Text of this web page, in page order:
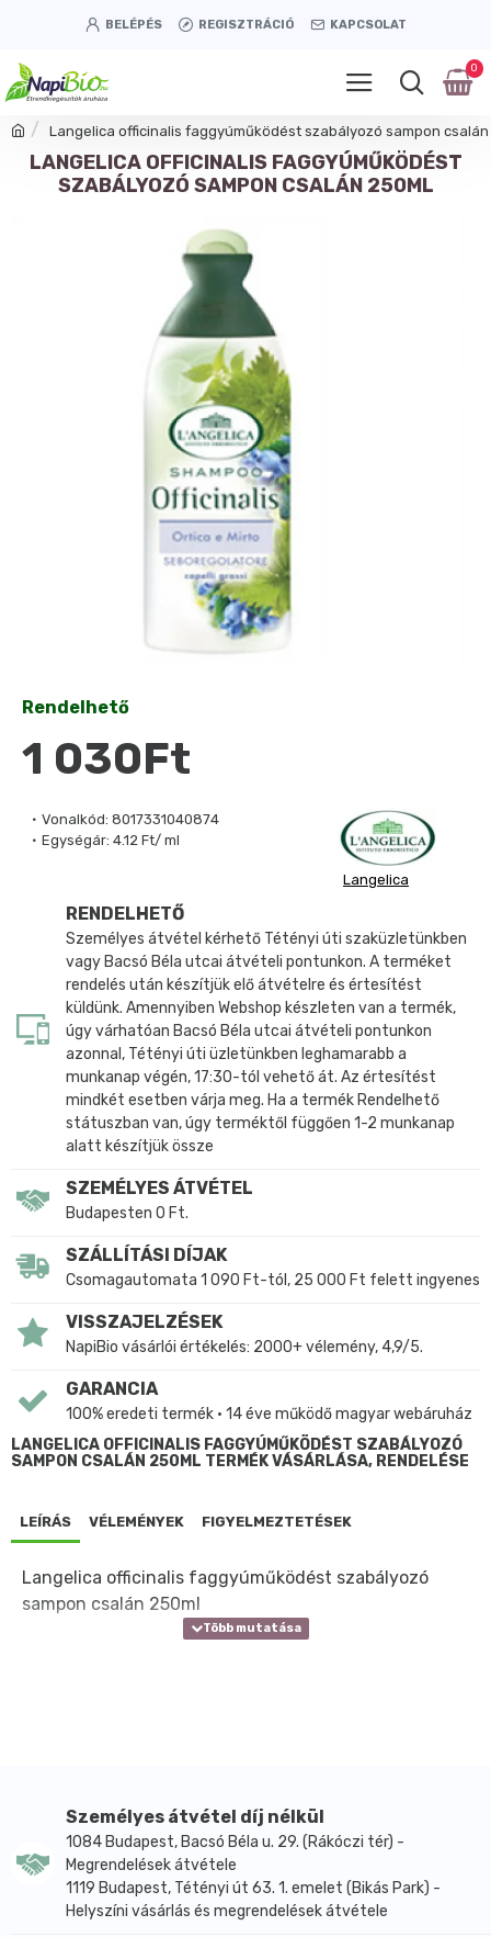
BELÉPÉS REGISZTRÁCIÓ KAPCSOLAT
0
Langelica officinalis faggyúműködést szabályozó sampon
LANGELICA OFFICINALIS FAGGYÚMŰKÖDÉST
SZABÁLYOZÓ SAMPON CSALÁN 250ML
Vonalkód: 8017331040874
Egységár: 4.12 Ft/ ml
Langelica
Rendelhető
1 030Ft
RENDELHETŐ
Személyes átvétel kérhető Tétényi úti szaküzletünkben
vagy Bacsó Béla utcai átvételi pontunkon. A terméket
rendelés után készítjük elő átvételre és értesítést
küldünk. Amennyiben Webshop készleten van a termék,
úgy várhatóan Bacsó Béla utcai átvételi pontunkon
azonnal, Tétényi úti üzletünkben leghamarabb a
munkanap végén, 17:30-tól vehető át. Az értesítést
mindkét esetben várja meg. Ha a termék Rendelhető
státuszban van, úgy terméktől függően 1-2 munkanap
alatt készítjük össze
SZEMÉLYES ÁTVÉTEL
Budapesten 0 Ft.
SZÁLLÍTÁSI DÍJAK
Csomagautomata 1 090 Ft-tól, 25 000 Ft felett ingyenes
VISSZAJELZÉSEK
NapiBio vásárlói értékelés: 2000+ vélemény, 4,9/5.
GARANCIA
100% eredeti termék • 14 éve működő magyar webáruház
LANGELICA OFFICINALIS FAGGYÚMŰKÖDÉST SZABÁLYOZÓ
SAMPON CSALÁN 250ML TERMÉK VÁSÁRLÁSA, RENDELÉSE
LEÍRÁS VÉLEMÉNYEK FIGYELMEZTETÉSEK
Langelica officinalis faggyúműködést szabályozó
sampon csalán 250ml
Személyes átvétel díj nélkül
1084 Budapest, Bacsó Béla u. 29. (Rákóczi tér) -
Megrendelések átvétele
1119 Budapest, Tétényi út 63. 1. emelet (Bikás Park) -
Helyszíni vásárlás és megrendelések átvétele